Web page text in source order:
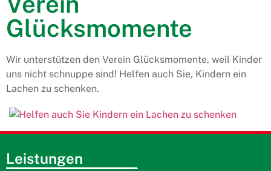
Glücksmomente
Wir unterstützen den Verein Glücksmomente, weil Kinder
uns nicht schnuppe sind! Helfen auch Sie, Kindern ein
Lachen zu schenken.
Leistungen